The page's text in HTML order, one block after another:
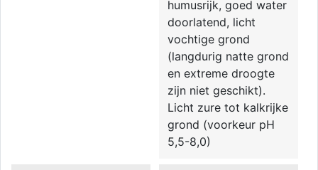
humusrijk, goed water
doorlatend, licht
vochtige grond
(langdurig natte grond
en extreme droogte
zijn niet geschikt).
Licht zure tot kalkrijke
grond (voorkeur pH
5,5-8,0)